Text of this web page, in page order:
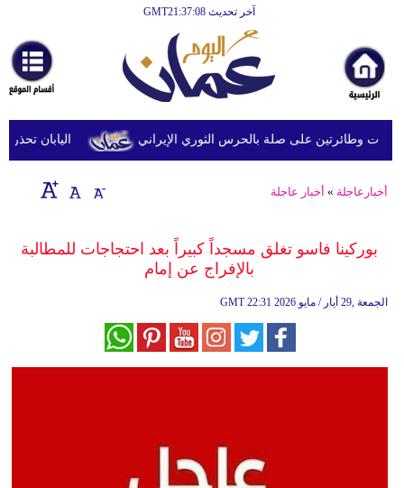
آخر تحديث GMT21:37:08
أخبارعاجلة
رياضة
ثقافة
إقتصاد
وموسيقى
اليابان تحذر من على صلة بالحرس الثوري الإيراني
أخبارعاجلة » أخبار عاجلة
بوركينا فاسو تغلق مسجداً كبيراً بعد احتجاجات للمطالبة
بالإفراج عن إمام
GMT 22:31 2026 الجمعة ,29 أيار / مايو